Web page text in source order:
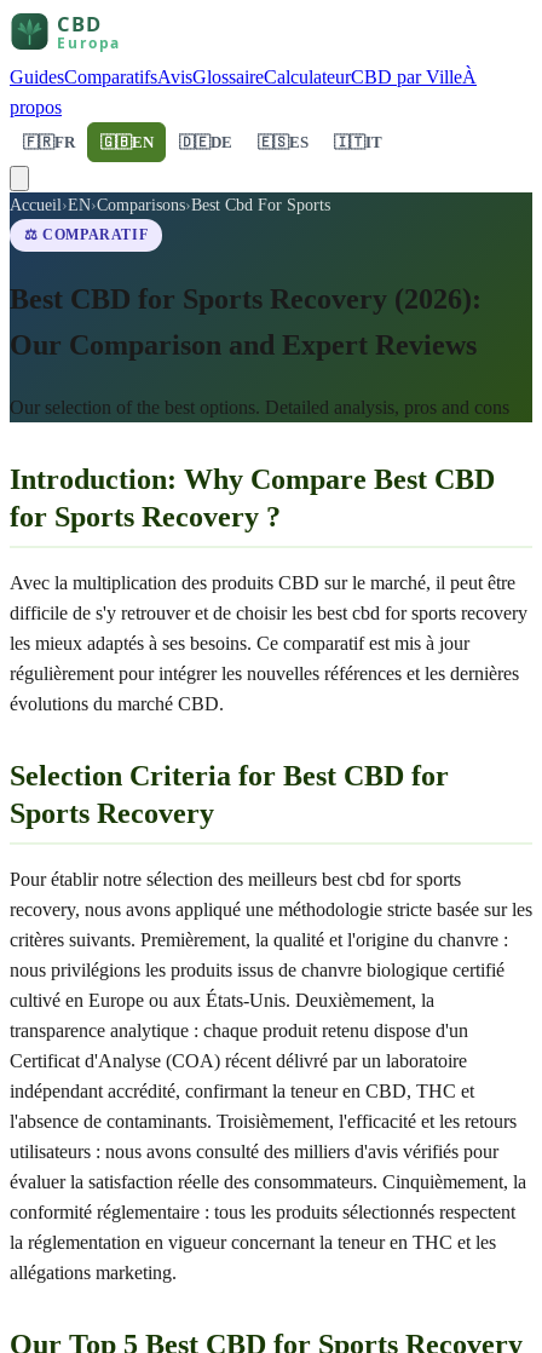
GuidesComparatifsAvisGlossaireCalculateurCBD par VilleÀ
propos
🇫🇷FR 🇬🇧EN 🇩🇪DE 🇪🇸ES 🇮🇹IT
Accueil›EN›Comparisons›Best Cbd For Sports
⚖️ COMPARATIF
Best CBD for Sports Recovery (2026):
Our Comparison and Expert Reviews
Our selection of the best options. Detailed analysis, pros and cons
Introduction: Why Compare Best CBD
for Sports Recovery ?
Avec la multiplication des produits CBD sur le marché, il peut être
difficile de s'y retrouver et de choisir les best cbd for sports recovery
les mieux adaptés à ses besoins. Ce comparatif est mis à jour
régulièrement pour intégrer les nouvelles références et les dernières
évolutions du marché CBD.
Selection Criteria for Best CBD for
Sports Recovery
Pour établir notre sélection des meilleurs best cbd for sports
recovery, nous avons appliqué une méthodologie stricte basée sur les
critères suivants. Premièrement, la qualité et l'origine du chanvre :
nous privilégions les produits issus de chanvre biologique certifié
cultivé en Europe ou aux États-Unis. Deuxièmement, la
transparence analytique : chaque produit retenu dispose d'un
Certificat d'Analyse (COA) récent délivré par un laboratoire
indépendant accrédité, confirmant la teneur en CBD, THC et
l'absence de contaminants. Troisièmement, l'efficacité et les retours
utilisateurs : nous avons consulté des milliers d'avis vérifiés pour
évaluer la satisfaction réelle des consommateurs. Cinquièmement, la
conformité réglementaire : tous les produits sélectionnés respectent
la réglementation en vigueur concernant la teneur en THC et les
allégations marketing.
Our Top 5 Best CBD for Sports Recovery